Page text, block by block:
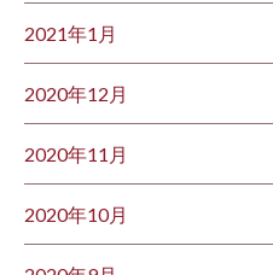
2021年1月
2020年12月
2020年11月
2020年10月